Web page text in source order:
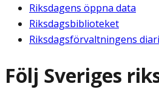
Riksdagens öppna data
Riksdagsbiblioteket
Riksdagsförvaltningens
Följ Sveriges